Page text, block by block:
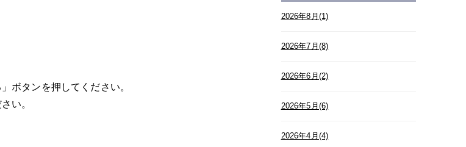
ボタンを押してください。
い。
2026年8月(1)
2026年7月(8)
2026年6月(2)
2026年5月(6)
2026年4月(4)